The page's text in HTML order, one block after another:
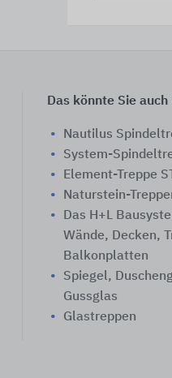
Das könnte Sie
Nautilus
System-
Element-Treppe
Naturstein-
Das H+L
Wände, Decken,
Balkonplatten
Spiegel,
Gussglas
Glastreppen